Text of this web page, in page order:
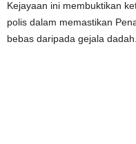
Kejayaan ini membuktikan
polis dalam memastikan
bebas daripada gejala dadah.